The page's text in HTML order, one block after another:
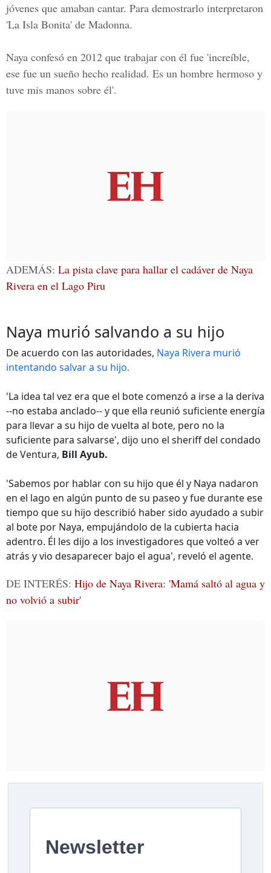
jóvenes que amaban cantar. Para demostrarlo interpretaron
'La Isla Bonita' de Madonna.
Naya confesó en 2012 que trabajar con él fue 'increíble,
ese fue un sueño hecho realidad. Es un hombre hermoso y
tuve mis manos sobre él'.
ADEMÁS: La pista clave para hallar el cadáver de Naya
Rivera en el Lago Piru
Naya murió salvando a su hijo
De acuerdo con las autoridades, Naya Rivera murió
intentando salvar a su hijo.
'La idea tal vez era que el bote comenzó a irse a la deriva
--no estaba anclado-- y que ella reunió suficiente energía
para llevar a su hijo de vuelta al bote, pero no la
suficiente para salvarse', dijo uno el sheriff del condado
de Ventura, Bill Ayub.
'Sabemos por hablar con su hijo que él y Naya nadaron
en el lago en algún punto de su paseo y fue durante ese
tiempo que su hijo describió haber sido ayudado a subir
al bote por Naya, empujándolo de la cubierta hacia
adentro. Él les dijo a los investigadores que volteó a ver
atrás y vio desaparecer bajo el agua', reveló el agente.
DE INTERÉS: Hijo de Naya Rivera: 'Mamá saltó al agua y
no volvió a subir'